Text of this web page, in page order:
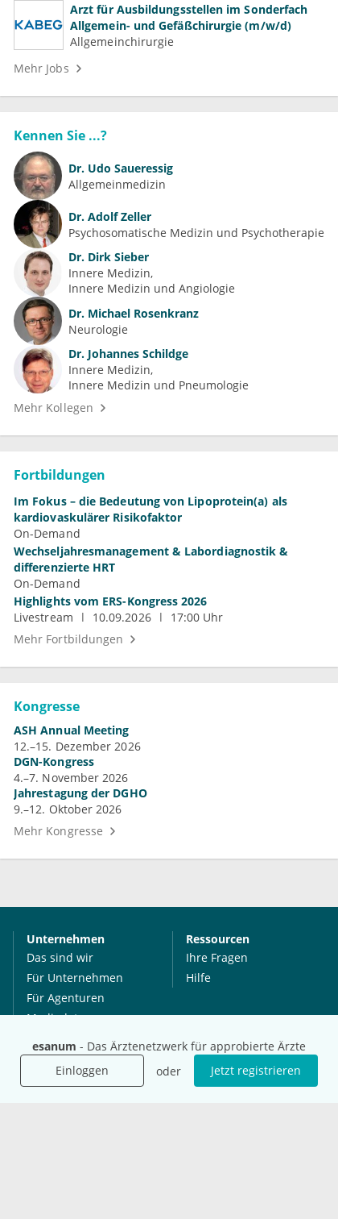
esanum - Das Ärztenetzwerk für approbierte Ärzte
Einloggen
oder Jetzt registrieren
Arzt für Ausbildungsstellen im Sonderfach
Allgemein- und Gefäßchirurgie (m/w/d)
Allgemeinchirurgie
Mehr Jobs
Kennen Sie ...?
Dr. Udo Saueressig
Allgemeinmedizin
Dr. Adolf Zeller
Psychosomatische Medizin und Psychotherapie
Dr. Dirk Sieber
Innere Medizin
Innere Medizin und Angiologie
Dr. Michael Rosenkranz
Neurologie
Dr. Johannes Schildge
Innere Medizin
Innere Medizin und Pneumologie
Mehr Kollegen
Fortbildungen
Im Fokus – die Bedeutung von Lipoprotein(a) als
kardiovaskulärer Risikofaktor
On-Demand
Wechseljahresmanagement & Labordiagnostik &
differenzierte HRT
On-Demand
Highlights vom ERS-Kongress 2026
Livestream
10.09.2026
17:00 Uhr
Mehr Fortbildungen
Kongresse
ASH Annual Meeting
12.–15. Dezember 2026
DGN-Kongress
4.–7. November 2026
Jahrestagung der DGHO
9.–12. Oktober 2026
Mehr Kongresse
Unternehmen
Das sind wir
Für Unternehmen
Für Agenturen
Mediadaten
Karriere
Ressourcen
Ihre Fragen
Hilfe